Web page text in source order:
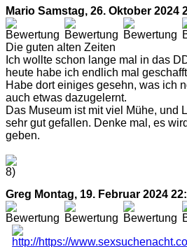
Mario Samstag, 26. Oktober 2024
Die guten alten Zeiten
Ich wollte schon lange mal in das
heute habe ich endlich mal
Habe dort einiges gesehn, was ich
auch etwas dazugelernt.
Das Museum ist mit viel Mühe, und
sehr gut gefallen. Denke mal, es
geben.
Greg Montag, 19. Februar 2024